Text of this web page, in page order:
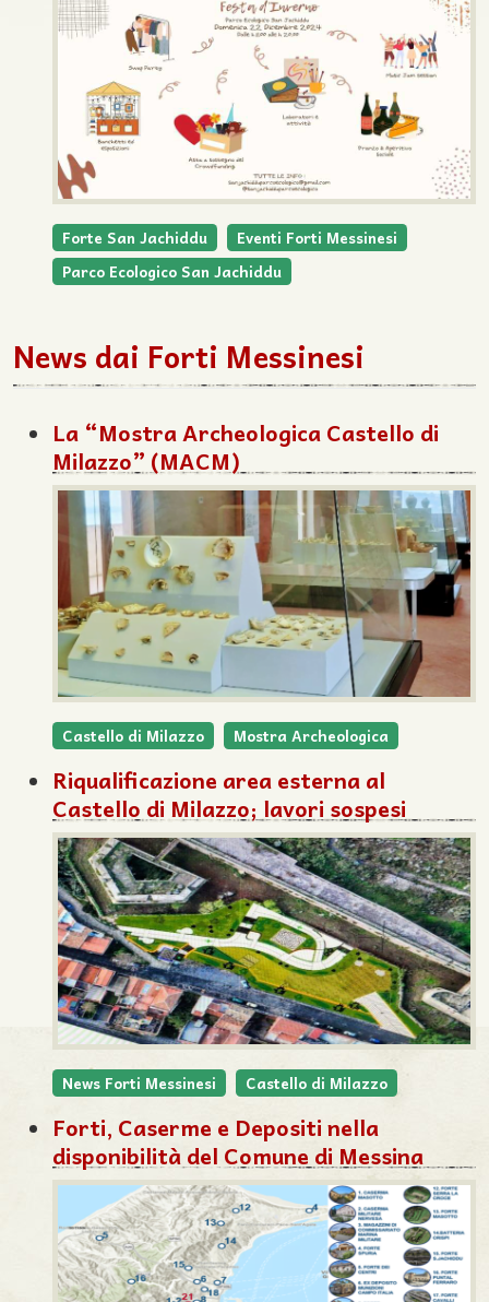
Forte San Jachiddu
Eventi Forti Messinesi
Parco Ecologico San Jachiddu
News dai Forti Messinesi
La “Mostra Archeologica Castello di
Milazzo” (MACM)
Castello di Milazzo Mostra Archeologica
Riqualificazione area esterna al
Castello di Milazzo; lavori sospesi
News Forti Messinesi Castello di Milazzo
Forti, Caserme e Depositi nella
disponibilità del Comune di Messina